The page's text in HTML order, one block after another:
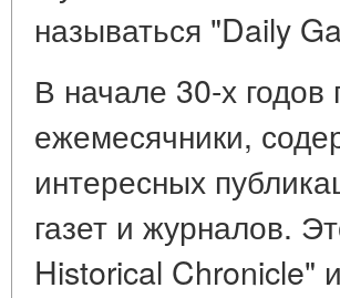
называться "Daily
В начале 30-х
ежемесячники,
интересных
газет и журналов.
Historical Chronicle"